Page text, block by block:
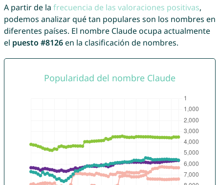
A partir de la frecuencia de las valoraciones positivas,
podemos analizar qué tan populares son los nombres en
diferentes países. El nombre Claude ocupa actualmente
el puesto #8126en la clasificación de nombres.